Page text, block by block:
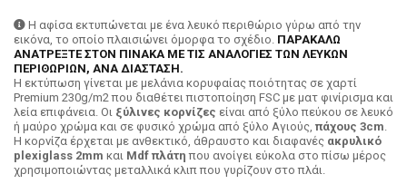
Η αφίσα εκτυπώνεται με ένα λευκό περιθώριο γύρω από την
εικόνα, το οποίο πλαισιώνει όμορφα το σχέδιο. ΠΑΡΑΚΑΛΩ
ΑΝΑΤΡΕΞΤΕ ΣΤΟΝ ΠΙΝΑΚΑ ΜΕ ΤΙΣ ΑΝΑΛΟΓΙΕΣ ΤΩΝ ΛΕΥΚΩΝ
ΠΕΡΙΘΩΡΙΩΝ, ΑΝΑ ΔΙΑΣΤΑΣΗ.
H εκτύπωση γίνεται με μελάνια κορυφαίας ποιότητας σε χαρτί
Premium 230g/m2 που διαθέτει πιστοποίηση FSC με ματ φινίρισμα και
λεία επιφάνεια. Οι ξύλινες κορνίζες είναι από ξύλο πεύκου σε λευκό
ή μαύρο χρώμα και σε φυσικό χρώμα από ξύλο Αγιούς, πάχους 3cm.
Η κορνίζα έρχεται με ανθεκτικό, άθραυστο και διαφανές ακρυλικό
plexiglass 2mm και Mdf πλάτη που ανοίγει εύκολα στο πίσω μέρος
χρησιμοποιώντας μεταλλικά κλιπ που γυρίζουν στο πλάι.